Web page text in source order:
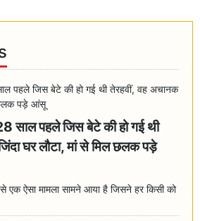
पहले जिस बेटे की हो गई थी
घर लौटा, मां से मिल छलक पड़े
एक ऐसा मामला सामने आया है जिसने हर किसी को